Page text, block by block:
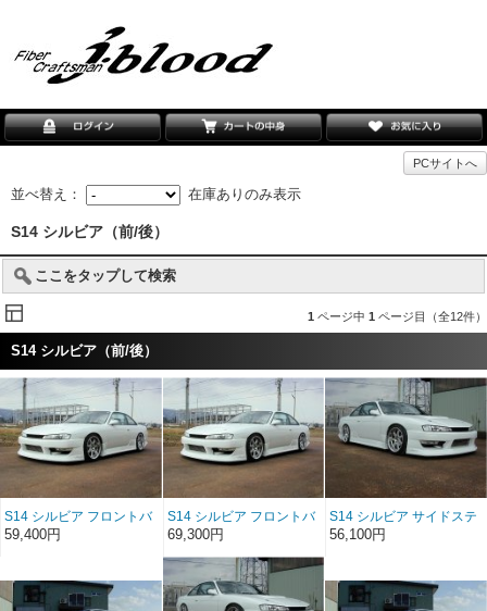
PCサイトへ
並べ替え： 在庫ありのみ表示
S14 シルビア（前/後）
ここをタップして検索
1 ページ中 1 ページ目（全12件）
S14 シルビア（前/後）
S14 シルビア フロントバ
ンパースポイラー
59,400円
S14 シルビア フロントバ
ンパースポイラー ソフト
69,300円
S14 シルビア サイドステ
ップ FRP（前/後期）
56,100円